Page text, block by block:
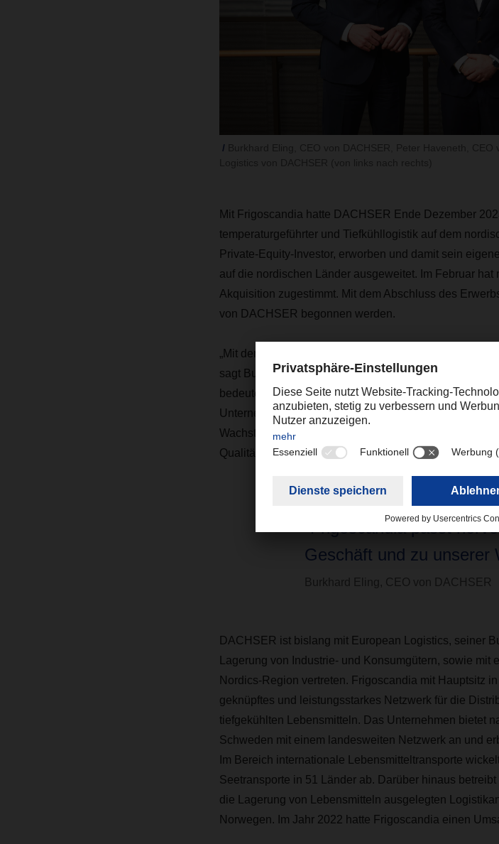
Mit Frigoscandia hatte DACHSER Ende Dezember
temperaturgeführter und Tiefkühllogistik auf dem
Private-Equity-Investor, erworben und damit sein
auf die nordischen Länder ausgeweitet. Im Februar
Akquisition zugestimmt. Mit dem Abschluss des
von DACHSER begonnen werden.
„Mit dem Erwerb stärken wir unsere Position in der
sagt Burkhard Eling, CEO von DACHSER. „Für
bedeutender Schritt für eine langfristige und sichere
Unternehmen. Frigoscandia passt hervorragend zu
Wachstumsstrategie. Beide Unternehmen teilen
Qualitätsverständnis.“
“Frigoscandia passt
Geschäft und zu unserer
Burkhard Eling, CEO von DACHSER
DACHSER ist bislang mit European Logistics, seiner
Lagerung von Industrie- und Konsumgütern, sowie
Nordics-Region vertreten. Frigoscandia mit Hauptsitz
geknüpftes und leistungsstarkes Netzwerk für die
tiefgekühlten Lebensmitteln. Das Unternehmen bietet
Schweden mit einem landesweiten Netzwerk an und
Im Bereich internationale Lebensmitteltransporte
Seetransporte in 51 Länder ab. Darüber hinaus
die Lagerung von Lebensmitteln ausgelegten
Norwegen. Im Jahr 2022 hatte Frigoscandia einen